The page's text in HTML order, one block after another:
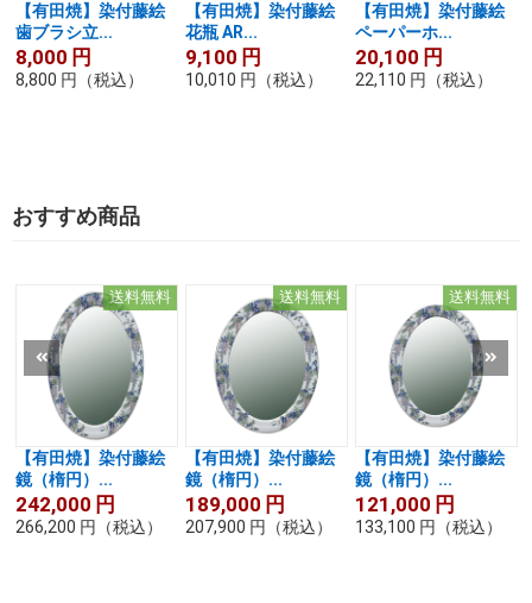
【有田焼】染付藤絵
歯ブラシ立...
8,000 円
8,800 円 （税込）
【有田焼】染付藤絵
花瓶 AR...
9,100 円
10,010 円 （税込）
【有田焼】染付藤絵
ペーパーホ...
20,100 円
22,110 円 （税込）
おすすめ商品
送料無料
【有田焼】染付藤絵
鏡（楕円）...
242,000 円
266,200 円 （税込）
送料無料
【有田焼】染付藤絵
鏡（楕円）...
189,000 円
207,900 円 （税込）
送料無料
【有田焼】染付藤絵
鏡（楕円）...
121,000 円
133,100 円 （税込）